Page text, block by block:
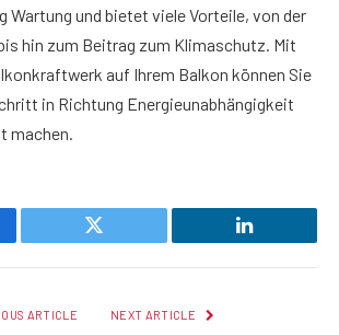
Wartung und bietet viele Vorteile, von der
hin zum Beitrag zum Klimaschutz. Mit
auf Ihrem Balkon können Sie
in Richtung Energieunabhängigkeit
machen.
Twitter LinkedIn
ARTICLE NEXT ARTICLE